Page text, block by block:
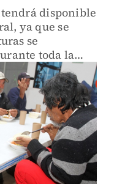
disponible
ya que se
se
toda la